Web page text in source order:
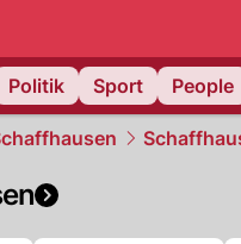
Politik Sport People